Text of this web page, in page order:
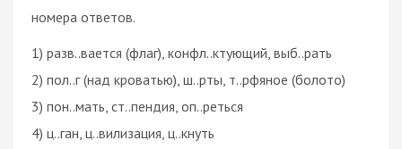
номера ответов.
1) разв..вается (флаг), конфл..ктующий, выб..рать
2) пол..г (над кроватью), ш..рты, т..рфяное (болото)
3) пон..мать, ст..пендия, оп..реться
4) ц..ган, ц..вилизация, ц..кнуть